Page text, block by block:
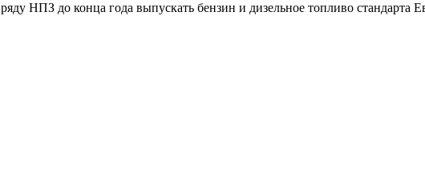
НПЗ до конца года выпускать бензин и дизельное топливо стандарта